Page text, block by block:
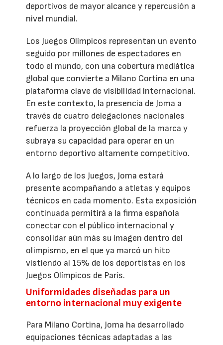
deportivos de mayor alcance y repercusión a
nivel mundial.
Los Juegos Olímpicos representan un evento
seguido por millones de espectadores en
todo el mundo, con una cobertura mediática
global que convierte a Milano Cortina en una
plataforma clave de visibilidad internacional.
En este contexto, la presencia de Joma a
través de cuatro delegaciones nacionales
refuerza la proyección global de la marca y
subraya su capacidad para operar en un
entorno deportivo altamente competitivo.
A lo largo de los Juegos, Joma estará
presente acompañando a atletas y equipos
técnicos en cada momento. Esta exposición
continuada permitirá a la firma española
conectar con el público internacional y
consolidar aún más su imagen dentro del
olimpismo, en el que ya marcó un hito
vistiendo al 15% de los deportistas en los
Juegos Olímpicos de París.
Uniformidades diseñadas para un
entorno internacional muy exigente
Para Milano Cortina, Joma ha desarrollado
equipaciones técnicas adaptadas a las